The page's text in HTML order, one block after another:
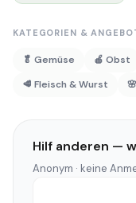
KATEGORIEN &
🥬 Gemüse 🍎 Obst
🥩 Fleisch & Wurst
Hilf anderen —
Anonym · keine